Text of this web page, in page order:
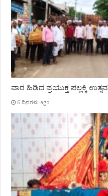
ವಾರ ಹಿಡಿದ ಪ್ರಯುಕ್ತ ಪಲ್ಲಕ್ಕಿ ಉತ್ಸವ
6 ದಿನಗಳು ago